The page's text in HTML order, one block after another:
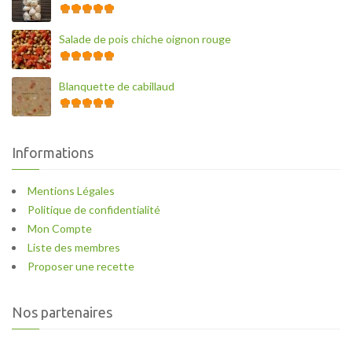
Salade de pois chiche oignon rouge
Blanquette de cabillaud
Informations
Mentions Légales
Politique de confidentialité
Mon Compte
Liste des membres
Proposer une recette
Nos partenaires